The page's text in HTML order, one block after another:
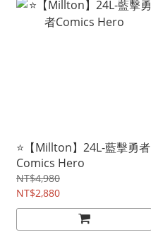
⭐【Millton】24L-藍擊勇者
Comics Hero
NT$4,980
NT$2,880